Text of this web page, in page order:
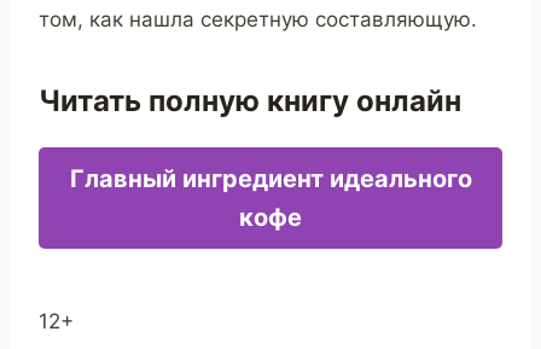
том, как нашла секретную составляющую.
Читать полную книгу онлайн
Главный ингредиент идеального
кофе
12+